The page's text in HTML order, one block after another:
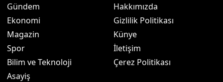
Gündem
Ekonomi
Magazin
Spor
Bilim ve Teknoloji
Asayiş
Hakkımızda
Gizlilik Politikası
Künye
İletişim
Çerez Politikası